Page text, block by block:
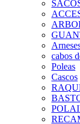
cabos
Poleas
Cascos